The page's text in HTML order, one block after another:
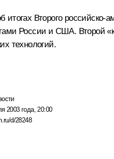
Второго
России и США. Второй
технологий.
2003 года, 20:00
d/28248